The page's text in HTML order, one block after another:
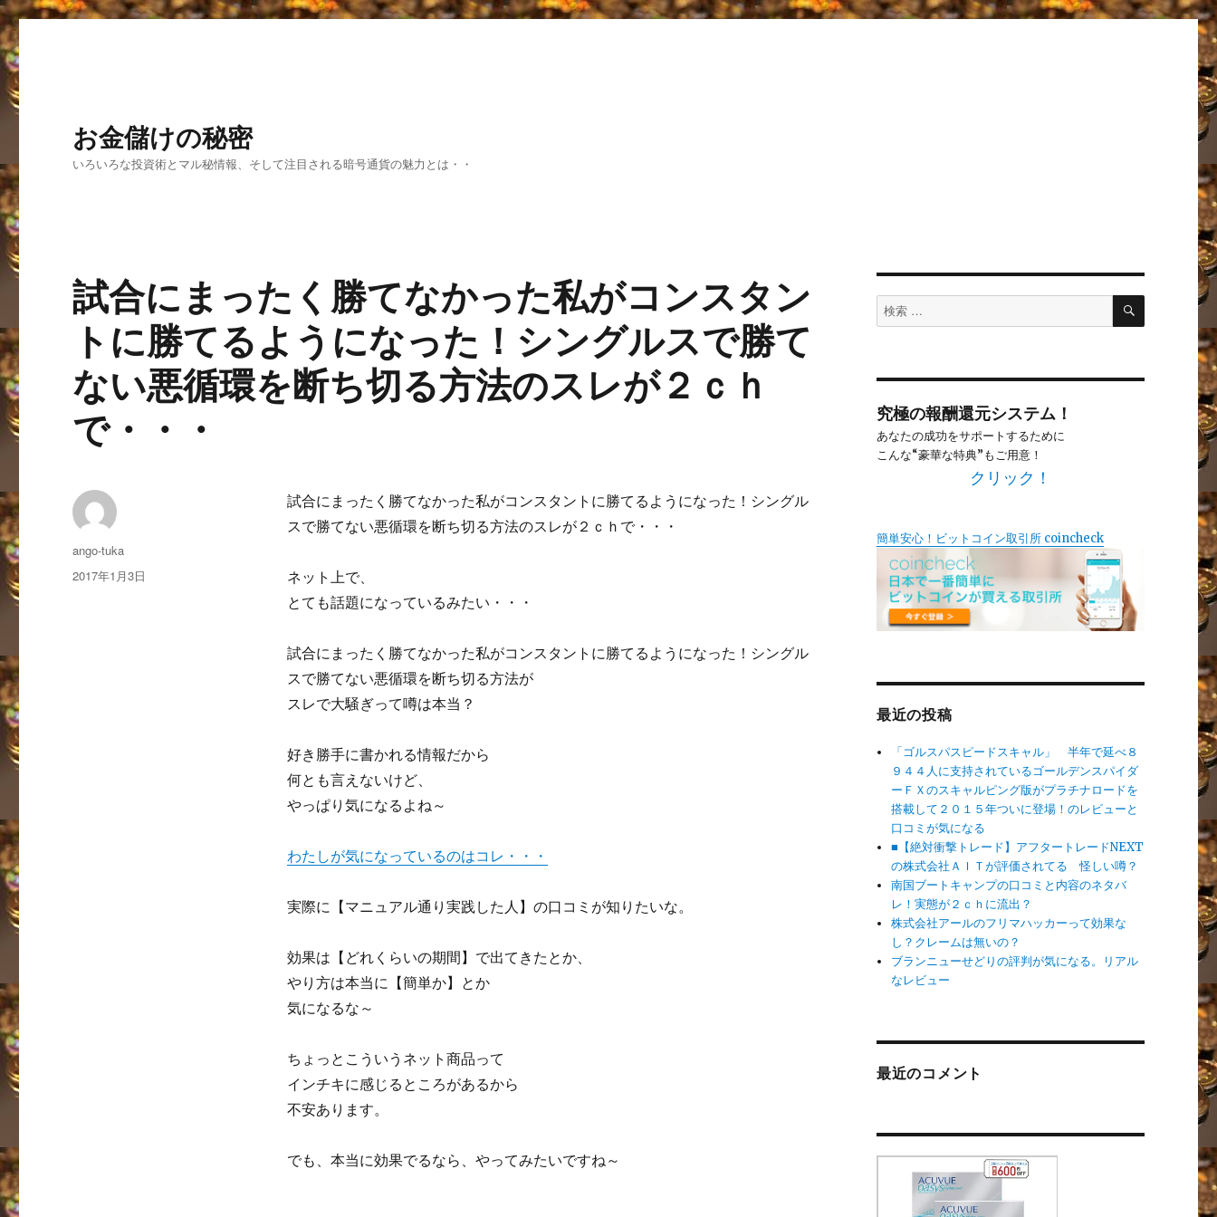
お金儲けの秘密
いろいろな投資術とマル秘情報、そして注目される暗号通貨の魅力とは・・
試合にまったく勝てなかった私がコンスタン
トに勝てるようになった！シングルスで勝て
ない悪循環を断ち切る方法のスレが２ｃｈ
で・・・
試合にまったく勝てなかった私がコンスタントに勝てるようになった！シングル
スで勝てない悪循環を断ち切る方法のスレが２ｃｈで・・・
ネット上で、
とても話題になっているみたい・・・
試合にまったく勝てなかった私がコンスタントに勝てるようになった！シングル
スで勝てない悪循環を断ち切る方法が
スレで大騒ぎって噂は本当？
好き勝手に書かれる情報だから
何とも言えないけど、
やっぱり気になるよね～
わたしが気になっているのはコレ・・・
実際に【マニュアル通り実践した人】の口コミが知りたいな。
効果は【どれくらいの期間】で出てきたとか、
やり方は本当に【簡単か】とか
気になるな～
ちょっとこういうネット商品って
インチキに感じるところがあるから
不安あります。
でも、本当に効果でるなら、やってみたいですね～
投
稿
ango-tuka
投
2017年1月3日
検
索
検
究極の報酬還元システム！
あなたの成功をサポートするために
こんな“豪華な特典”もご用意！
クリック！
簡単安心！ビットコイン取引所 coincheck
最近の投稿
「ゴルスパスピードスキャル」 半年で延べ８
９４４人に支持されているゴールデンスパイダ
ーＦＸのスキャルピング版がプラチナロードを
搭載して２０１５年ついに登場！のレビューと
口コミが気になる
■【絶対衝撃トレード】アフタートレードNEXT
の株式会社ＡＩＴが評価されてる 怪しい噂？
南国ブートキャンプの口コミと内容のネタバ
レ！実態が２ｃｈに流出？
株式会社アールのフリマハッカーって効果な
し？クレームは無いの？
ブランニューせどりの評判が気になる。リアル
なレビュー
最近のコメント